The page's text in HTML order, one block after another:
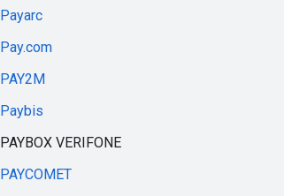
Payarc
Pay.com
PAY2M
Paybis
PAYBOX VERIFONE
PAYCOMET